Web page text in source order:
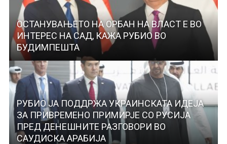
ОСТАНУВАЊЕТО НА ОРБАН НА ВЛАСТ Е ВО
ИНТЕРЕС НА САД, КАЖА РУБИО ВО
БУДИМПЕШТА
РУБИО ЈА ПОДДРЖА УКРАИНСКАТА ИДЕЈА
ЗА ПРИВРЕМЕНО ПРИМИРЈЕ СО РУСИЈА
ПРЕД ДЕНЕШНИТЕ РАЗГОВОРИ ВО
САУДИСКА АРАБИЈА